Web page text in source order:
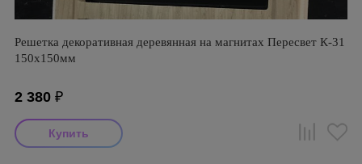
Решетка декоративная деревянная на магнитах Пересвет К-31
150х150мм
2 380 ₽